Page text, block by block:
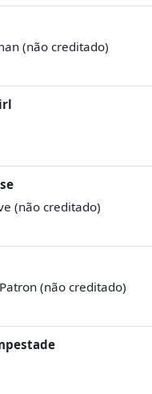
(não creditado)
(não creditado)
(não creditado)